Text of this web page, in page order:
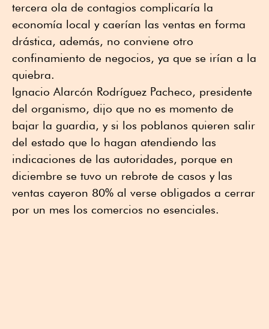
tercera ola de contagios complicaría la
economía local y caerían las ventas en forma
drástica, además, no conviene otro
confinamiento de negocios, ya que se irían a la
quiebra.
Ignacio Alarcón Rodríguez Pacheco, presidente
del organismo, dijo que no es momento de
bajar la guardia, y si los poblanos quieren salir
del estado que lo hagan atendiendo las
indicaciones de las autoridades, porque en
diciembre se tuvo un rebrote de casos y las
ventas cayeron 80% al verse obligados a cerrar
por un mes los comercios no esenciales.